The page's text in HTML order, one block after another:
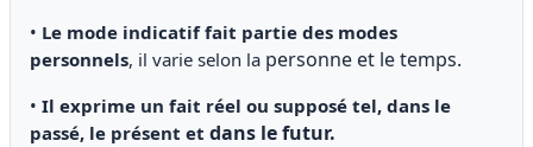
• Le mode indicatif fait partie des modes
personnels, il varie selon la personne et le temps.
• Il exprime un fait réel ou supposé tel, dans le
passé, le présent et dans le futur.